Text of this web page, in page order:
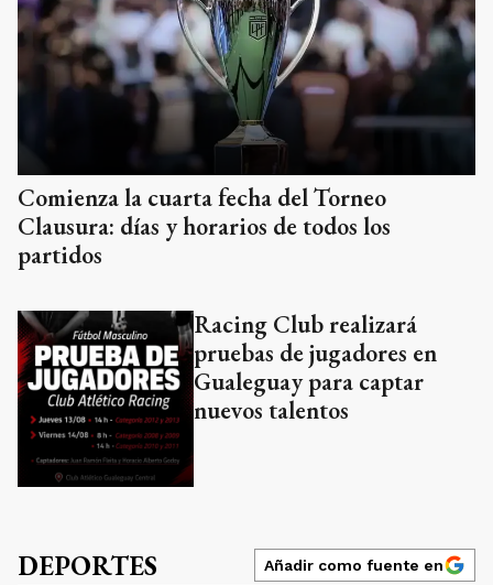
Comienza la cuarta fecha del Torneo
Clausura: días y horarios de todos los
partidos
Racing Club realizará
pruebas de jugadores en
Gualeguay para captar
nuevos talentos
DEPORTES Añadir como fuente en